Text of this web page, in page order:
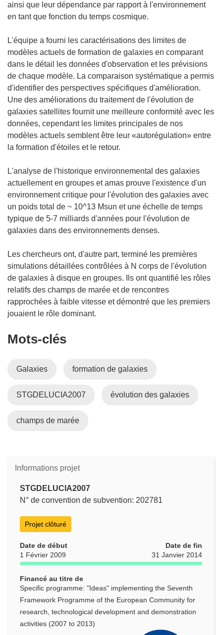
ainsi que leur dépendance par rapport à l'environnement
en tant que fonction du temps cosmique.
L'équipe a fourni les caractérisations des limites de
modèles actuels de formation de galaxies en comparant
dans le détail les données d'observation et les prévisions
de chaque modèle. La comparaison systématique a permis
d'identifier des perspectives spécifiques d'amélioration.
Une des améliorations du traitement de l'évolution de
galaxies satellites fournit une meilleure conformité avec les
données, cependant les limites principales de nos
modèles actuels semblent être leur «autorégulation» entre
la formation d'étoiles et le retour.
L'analyse de l'historique environnemental des galaxies
actuellement en groupes et amas prouve l'existence d'un
environnement critique pour l'évolution des galaxies avec
un poids total de ~ 10^13 Msun et une échelle de temps
typique de 5-7 milliards d'années pour l'évolution de
galaxies dans des environnements denses.
Les chercheurs ont, d'autre part, terminé les premières
simulations détaillées contrôlées à N corps de l'évolution
de galaxies à disque en groupes. Ils ont quantifié les rôles
relatifs des champs de marée et de rencontres
rapprochées à faible vitesse et démontré que les premiers
jouaient le rôle dominant.
Mots‑clés
Galaxies formation de galaxies
STGDELUCIA2007 évolution des galaxies
champs de marée
Informations projet
STGDELUCIA2007
N° de convention de subvention: 202781
Projet clôturé
Date de début
1 Février 2009
Date de fin
31 Janvier 2014
Financé au titre de
Specific programme: "Ideas" implementing the Seventh
Framework Programme of the European Community for
research, technological development and demonstration
activities (2007 to 2013)